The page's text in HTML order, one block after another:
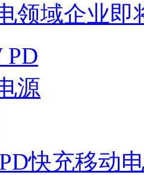
领域企业即
快充移动